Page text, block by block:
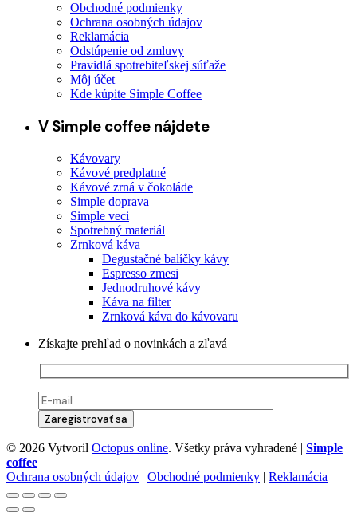
Obchodné podmienky
Ochrana osobných údajov
Reklamácia
Odstúpenie od zmluvy
Pravidlá spotrebiteľskej súťaže
Môj účet
Kde kúpite Simple Coffee
V Simple coffee nájdete
Kávovary
Kávové predplatné
Kávové zrná v čokoláde
Simple doprava
Simple veci
Spotrebný materiál
Zrnková káva
Degustačné balíčky kávy
Espresso zmesi
Jednodruhové kávy
Káva na filter
Zrnková káva do kávovaru
Získajte prehľad o novinkách a zľavá
© 2026 Vytvoril Octopus online. Všetky práva vyhradené | Simple
coffee
Ochrana osobných údajov | Obchodné podmienky | Reklamácia